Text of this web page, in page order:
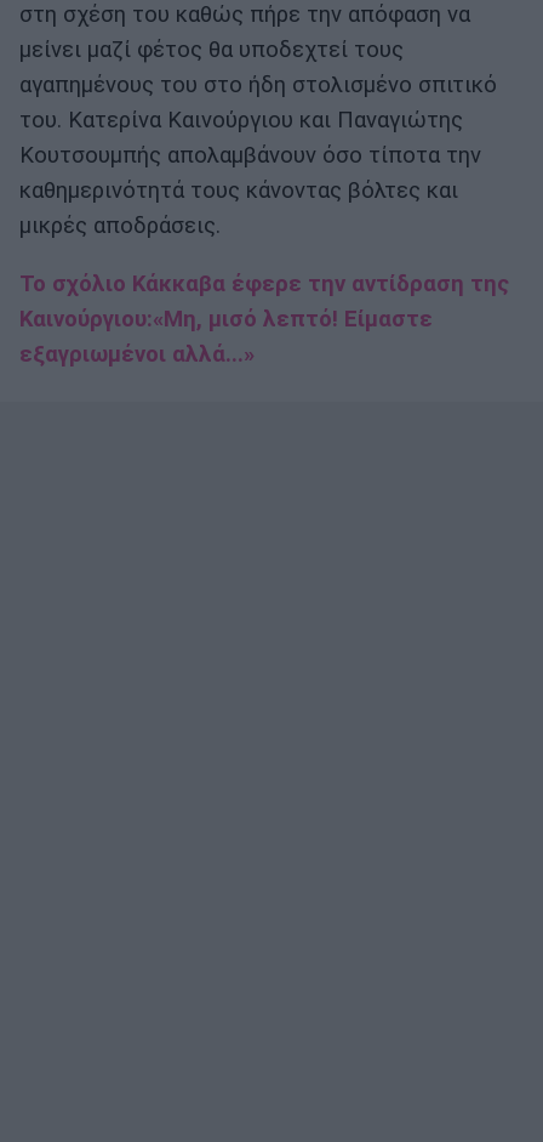
στη σχέση του καθώς πήρε την απόφαση να
μείνει μαζί φέτος θα υποδεχτεί τους
αγαπημένους του στο ήδη στολισμένο σπιτικό
του. Κατερίνα Καινούργιου και Παναγιώτης
Κουτσουμπής απολαμβάνουν όσο τίποτα την
καθημερινότητά τους κάνοντας βόλτες και
μικρές αποδράσεις.
Το σχόλιο Κάκκαβα έφερε την αντίδραση της
Καινούργιου:«Μη, μισό λεπτό! Είμαστε
εξαγριωμένοι αλλά...»